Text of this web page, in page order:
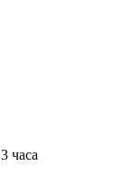
3 часа